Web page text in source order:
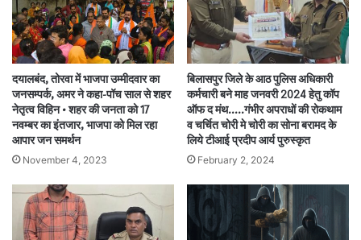
दयालबंद, तोरवा में भाजपा उम्मीदवार का
जनसम्पर्क, अमर ने कहा-पॉच साल से शहर
नेतृत्व विहिन • शहर की जनता को 17
नवम्बर का इंतजार, भाजपा को मिल रहा
आपार जन समर्थन
November 4, 2023
बिलासपुर जिले के आठ पुलिस अधिकारी
कर्मचारी बने माह जनवरी 2024 हेतु कॉप
ऑफ द मंथ..…गंभीर अपराधों की रोकथाम
व चर्चित चोरी मे चोरी का सोना बरामद के
लिये टीआई प्रदीप आर्य पुरुस्कृत
February 2, 2024